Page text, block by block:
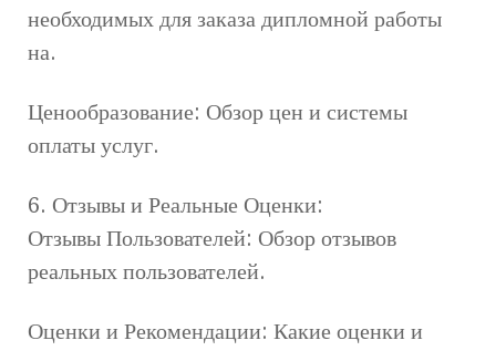
необходимых для заказа дипломной работы
на.
Ценообразование: Обзор цен и системы
оплаты услуг.
6. Отзывы и Реальные Оценки:
Отзывы Пользователей: Обзор отзывов
реальных пользователей.
Оценки и Рекомендации: Какие оценки и